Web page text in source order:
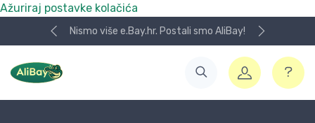
Ažuriraj postavke kolačića
Nismo više e.Bay.hr. Postali smo AliBay!